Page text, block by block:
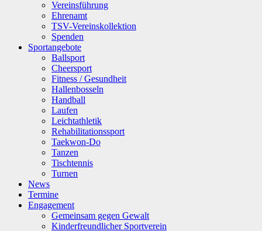
Vereinsführung
Ehrenamt
TSV-Vereinskollektion
Spenden
Sportangebote
Ballsport
Cheersport
Fitness / Gesundheit
Hallenbosseln
Handball
Laufen
Leichtathletik
Rehabilitationssport
Taekwon-Do
Tanzen
Tischtennis
Turnen
News
Termine
Engagement
Gemeinsam gegen Gewalt
Kinderfreundlicher Sportverein